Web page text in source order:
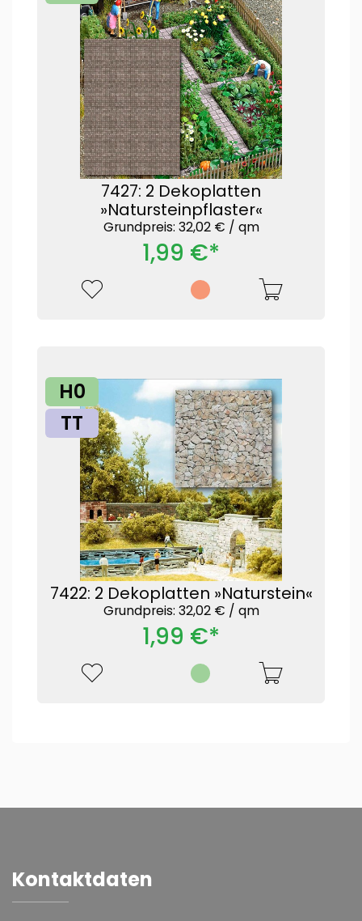
7427: 2 Dekoplatten
»Natursteinpflaster«
Grundpreis: 32,02 € / qm
1,99 €*
H0
TT
7422: 2 Dekoplatten »Naturstein«
Grundpreis: 32,02 € / qm
1,99 €*
Kontaktdaten